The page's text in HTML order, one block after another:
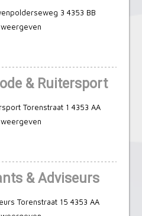
3 4353 BB
& Ruitersport
Torenstraat 1 4353 AA
& Adviseurs
Torenstraat 15 4353 AA